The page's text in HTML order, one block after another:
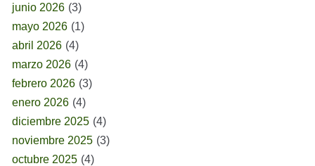
junio 2026 (3)
mayo 2026 (1)
abril 2026 (4)
marzo 2026 (4)
febrero 2026 (3)
enero 2026 (4)
diciembre 2025 (4)
noviembre 2025 (3)
octubre 2025 (4)